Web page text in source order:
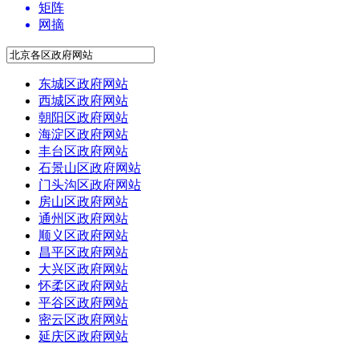
矩阵
网摘
东城区政府网站
西城区政府网站
朝阳区政府网站
海淀区政府网站
丰台区政府网站
石景山区政府网站
门头沟区政府网站
房山区政府网站
通州区政府网站
顺义区政府网站
昌平区政府网站
大兴区政府网站
怀柔区政府网站
平谷区政府网站
密云区政府网站
延庆区政府网站